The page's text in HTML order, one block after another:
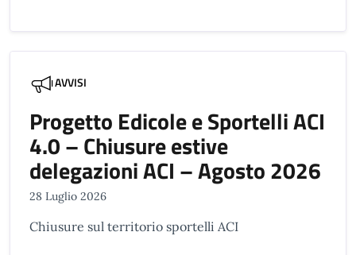
AVVISI
Progetto Edicole e Sportelli ACI
4.0 – Chiusure estive
delegazioni ACI – Agosto 2026
28 Luglio 2026
Chiusure sul territorio sportelli ACI